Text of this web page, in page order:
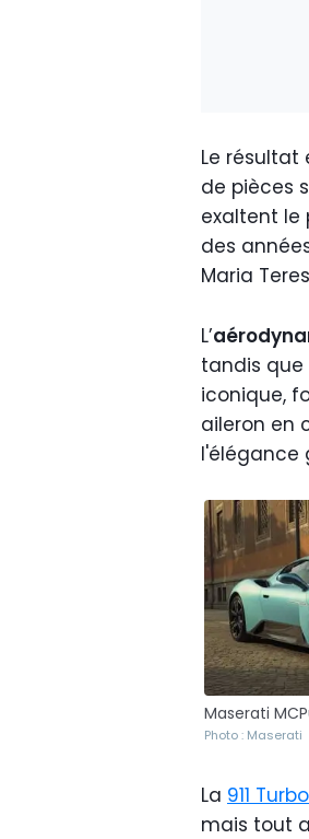
Le résultat
de pièces
exaltent le
des
Maria
L’
tandis que
iconique,
aileron en
l'élégance
Maserati
Photo : Maserati
La 911
mais tout